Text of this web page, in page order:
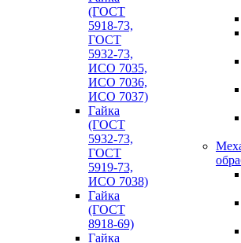
(ГОСТ
5918-73,
ГОСТ
5932-73,
ИСО 7035,
ИСО 7036,
ИСО 7037)
Гайка
(ГОСТ
5932-73,
ГОСТ
5919-73,
ИСО 7038)
Гайка
(ГОСТ
8918-69)
Гайка